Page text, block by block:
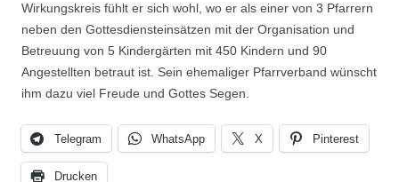
Wirkungskreis fühlt er sich wohl, wo er als einer von 3 Pfarrern
neben den Gottesdiensteinsätzen mit der Organisation und
Betreuung von 5 Kindergärten mit 450 Kindern und 90
Angestellten betraut ist. Sein ehemaliger Pfarrverband wünscht
ihm dazu viel Freude und Gottes Segen.
Telegram WhatsApp X Pinterest
Drucken